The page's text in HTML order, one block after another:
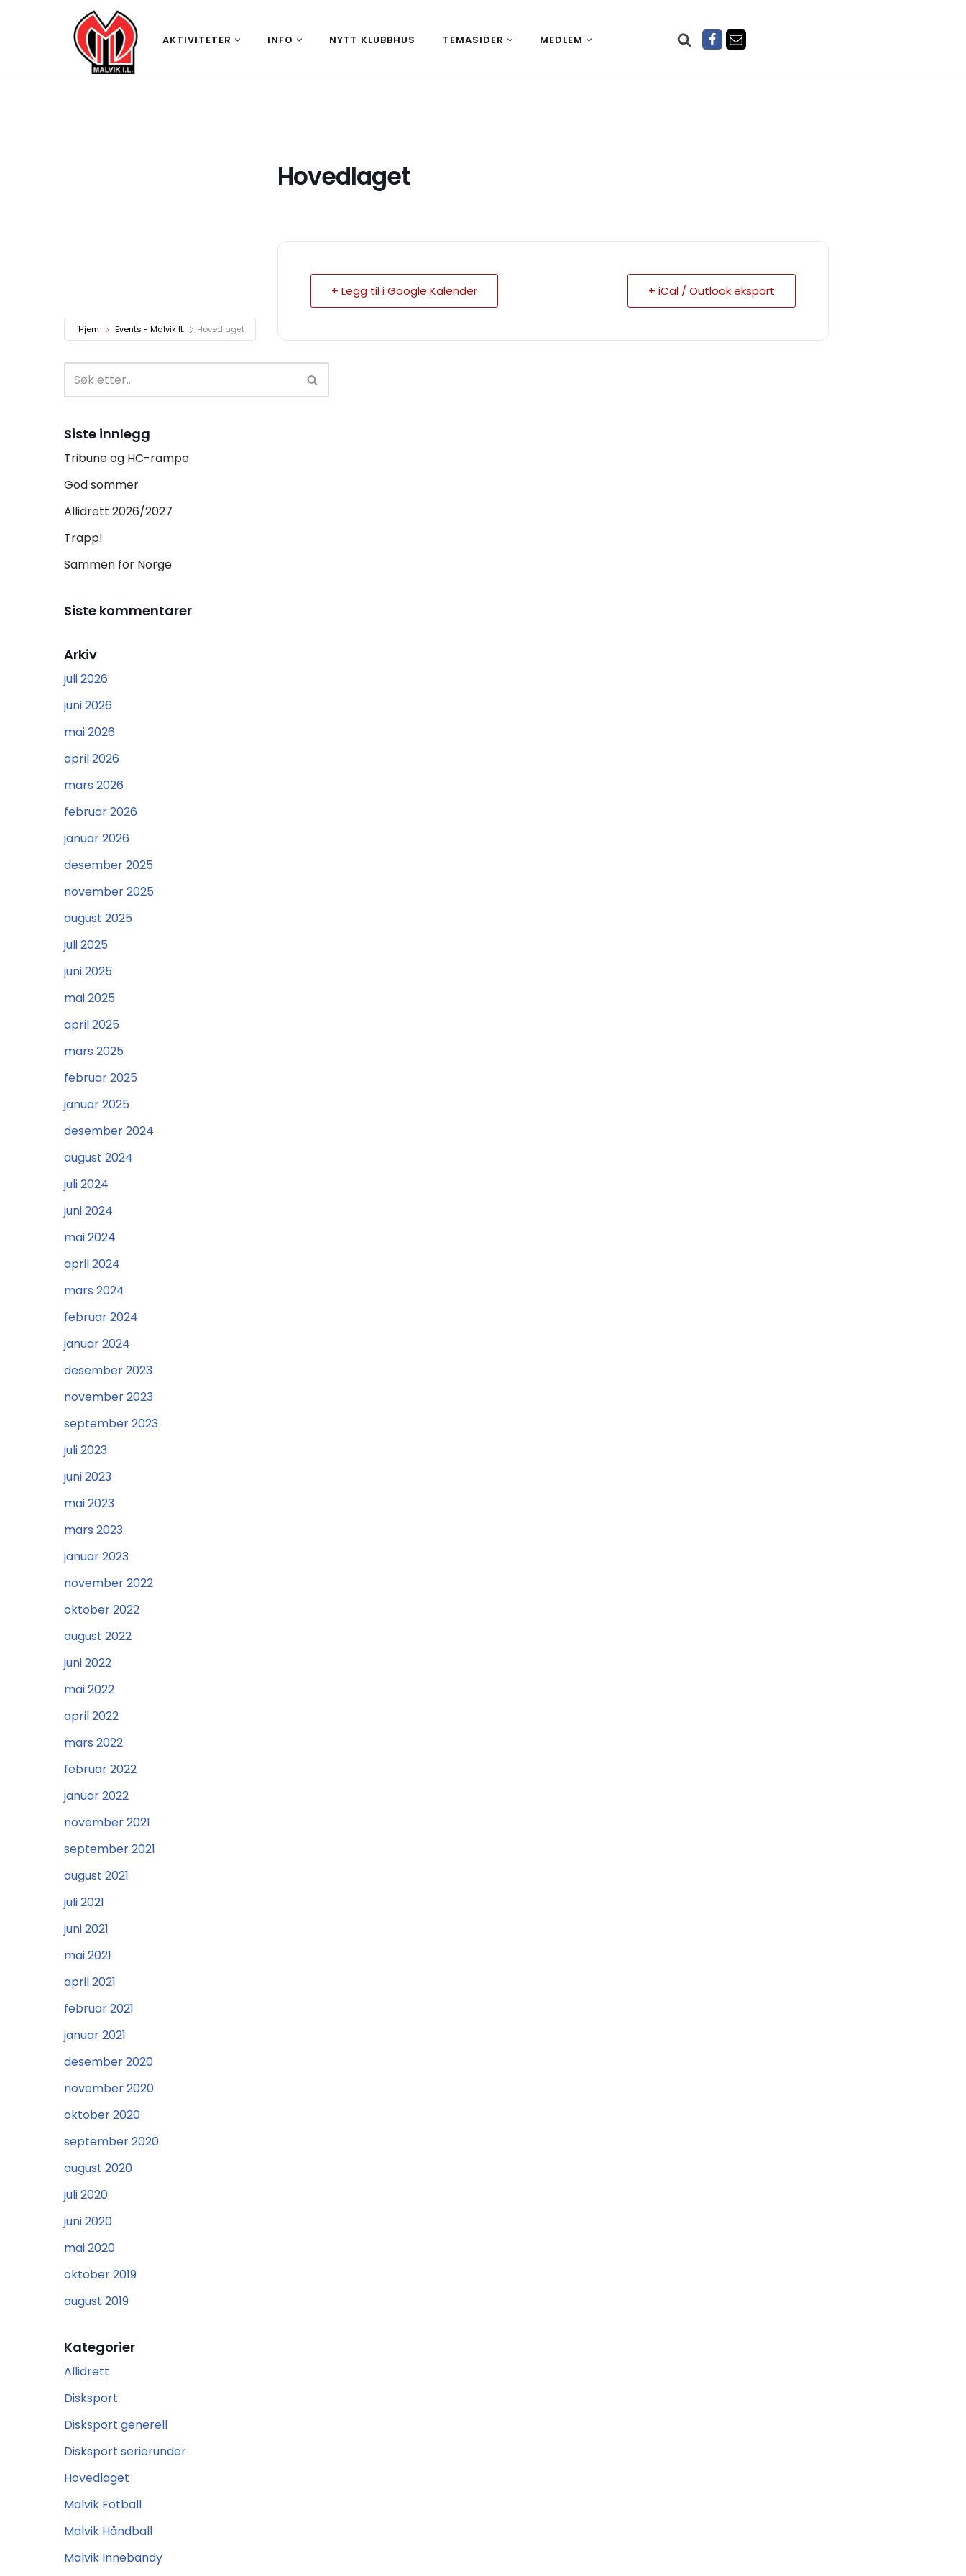
AKTIVITETER INFO NYTT KLUBBHUS TEMASIDER MEDLEM
Hjem Events - Malvik IL Hovedlaget
Hovedlaget
+ Legg til i Google Kalender + iCal / Outlook eksport
Siste innlegg
Tribune og HC-rampe
God sommer
Allidrett 2026/2027
Trapp!
Sammen for Norge
Siste kommentarer
Arkiv
juli 2026
juni 2026
mai 2026
april 2026
mars 2026
februar 2026
januar 2026
desember 2025
november 2025
august 2025
juli 2025
juni 2025
mai 2025
april 2025
mars 2025
februar 2025
januar 2025
desember 2024
august 2024
juli 2024
juni 2024
mai 2024
april 2024
mars 2024
februar 2024
januar 2024
desember 2023
november 2023
september 2023
juli 2023
juni 2023
mai 2023
mars 2023
januar 2023
november 2022
oktober 2022
august 2022
juni 2022
mai 2022
april 2022
mars 2022
februar 2022
januar 2022
november 2021
september 2021
august 2021
juli 2021
juni 2021
mai 2021
april 2021
februar 2021
januar 2021
desember 2020
november 2020
oktober 2020
september 2020
august 2020
juli 2020
juni 2020
mai 2020
oktober 2019
august 2019
Kategorier
Allidrett
Disksport
Disksport generell
Disksport serierunder
Hovedlaget
Malvik Fotball
Malvik Håndball
Malvik Innebandy